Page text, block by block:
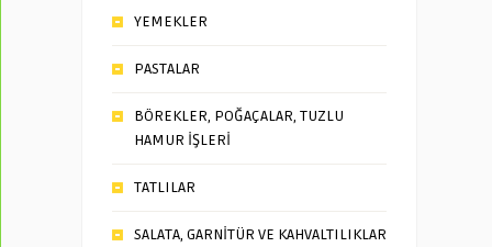
YEMEKLER
PASTALAR
BÖREKLER, POĞAÇALAR, TUZLU
HAMUR İŞLERİ
TATLILAR
SALATA, GARNİTÜR VE KAHVALTILIKLAR